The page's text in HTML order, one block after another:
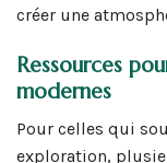
créer une
Ressources
modernes
Pour celles qui
exploration,